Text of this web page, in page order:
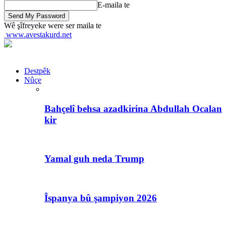
E-maila te
Wê şîfreyeke were ser maila te
www.avestakurd.net
Destpêk
Nûçe
Bahçelî behsa azadkirina Abdullah Ocalan
kir
Yamal guh neda Trump
Îspanya bû şampiyon 2026